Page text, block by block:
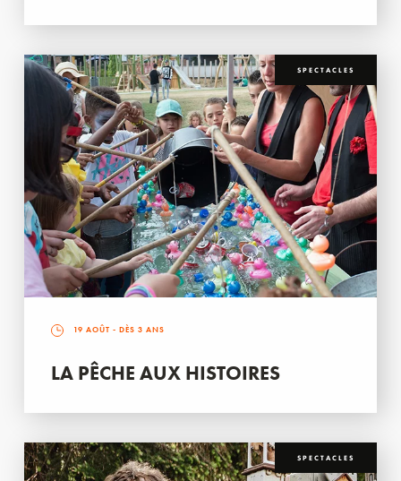
SPECTACLES
19 AOÛT - DÈS 3 ANS
LA PÊCHE AUX HISTOIRES
SPECTACLES